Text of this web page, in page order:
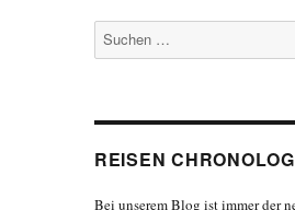
Suchen
nach:
REISEN
Bei unserem Blog ist immer der